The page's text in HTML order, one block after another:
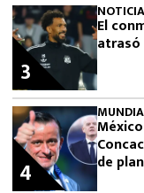
El
atrasó
3
de
4